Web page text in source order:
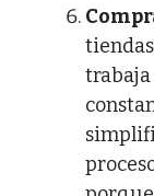
trabaja